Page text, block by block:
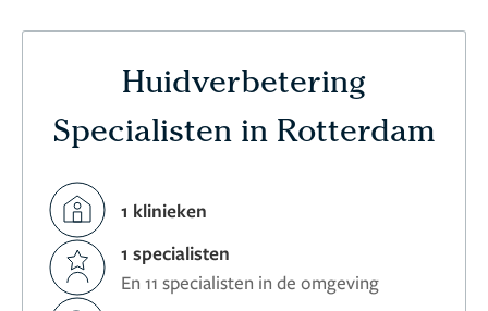
Huidverbetering
Specialisten in Rotterdam
1 klinieken
1 specialisten
En 11 specialisten in de omgeving